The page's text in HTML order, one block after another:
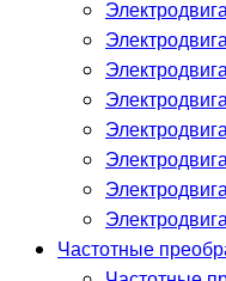
Частотные